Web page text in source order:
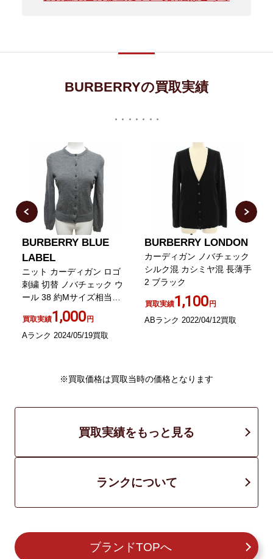
BURBERRYの買取実績
BURBERRY BLUE
LABEL
ニット カーディガン ロゴ
刺繍 切替 ノバチェック ウ
ール 38 約Mサイズ相当
GY14 0506
買取実績1,000円
Aランク 2024/05/19買取
BURBERRY LONDON
カーディガン ノバチェック
シルク混 カシミヤ混 長薄手
2 ブラック
買取実績1,100円
ABランク 2022/04/12買取
※買取価格は買取当時の価格となります
買取実績をもっと見る
ランクについて
ブランドTOPへ